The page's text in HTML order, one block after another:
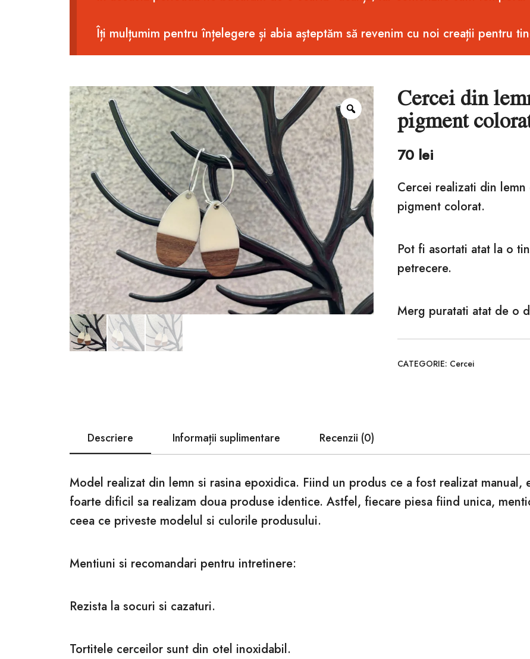
Îți mulțumim pentru înțelegere și abia așteptăm să revenim cu noi creații pentru
Zoom Cercei din
pigment
70 lei
Cercei realizati din
pigment colorat.
Pot fi asortati atat la o
petrecere.
Merg puratati atat de o
CATEGORIE: Cercei
Descriere Informații suplimentare Recenzii (0)
Model realizat din lemn si rasina epoxidica. Fiind un produs ce a fost realizat
foarte dificil sa realizam doua produse identice. Astfel, fiecare piesa fiind unica,
ceea ce priveste modelul si culorile produsului.
Mentiuni si recomandari pentru intretinere:
Rezista la socuri si cazaturi.
Tortitele cerceilor sunt din otel inoxidabil.